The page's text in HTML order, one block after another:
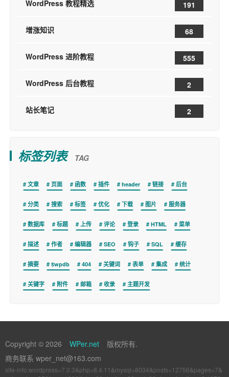
WordPress 教程精选 191
增涨知识 68
WordPress 进阶教程 555
WordPress 后台教程 2
站长笔记 2
标签列表 TAG
文章 页面 函数 插件 header 链接 后台
分类 搜索 标签 优化 下载 图片 服务器
数据库 标题 上传 评论 登录 HTML 菜单
描述 作者 编辑器 SEO 钩子 SQL 缓存
摘要 $wpdb 404 关键词 表单 集成 统计
关键字 附件 邮箱 收录 主题开发
Copyright © 2026 WPer.net
版权所有.
商务联系 wper_net@163.com
site-info:wordpress=7.0.3&php=8.4.11&mysql=8034&posts=12756&pages=7&